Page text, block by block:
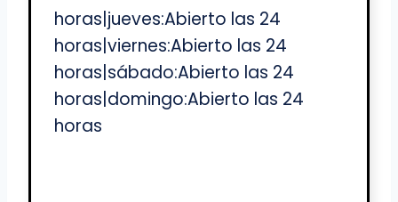
horas|jueves:Abierto las 24
horas|viernes:Abierto las 24
horas|sábado:Abierto las 24
horas|domingo:Abierto las 24
horas